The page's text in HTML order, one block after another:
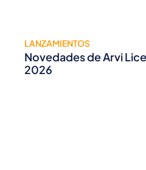
LANZAMIENTOS
Novedades de Arvi
2026